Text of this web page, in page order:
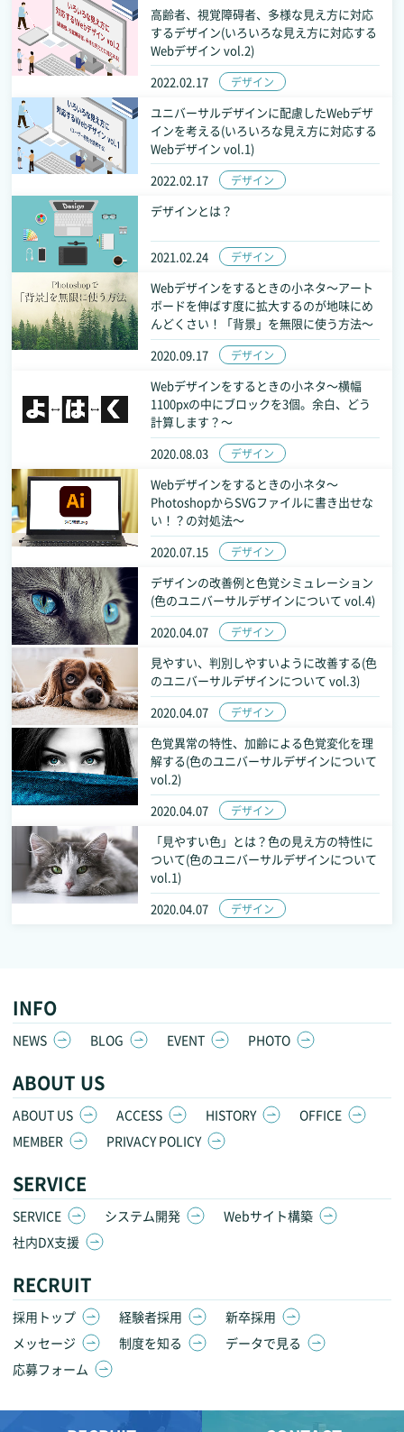
2022.02.17 デザイン
高齢者、視覚障碍者、多様な見え方に対応
するデザイン(いろいろな見え方に対応する
Webデザイン vol.2)
2022.02.17 デザイン
ユニバーサルデザインに配慮したWebデザ
インを考える(いろいろな見え方に対応する
Webデザイン vol.1)
2021.02.24 デザイン
デザインとは？
2020.09.17 デザイン
Webデザインをするときの小ネタ～アート
ボードを伸ばす度に拡大するのが地味にめ
んどくさい！「背景」を無限に使う方法～
2020.08.03 デザイン
Webデザインをするときの小ネタ～横幅
1100pxの中にブロックを3個。余白、どう
計算します？～
2020.07.15 デザイン
Webデザインをするときの小ネタ～
PhotoshopからSVGファイルに書き出せな
い！？の対処法～
2020.04.07 デザイン
デザインの改善例と色覚シミュレーション
(色のユニバーサルデザインについて vol.4)
2020.04.07 デザイン
見やすい、判別しやすいように改善する(色
のユニバーサルデザインについて vol.3)
2020.04.07 デザイン
色覚異常の特性、加齢による色覚変化を理
解する(色のユニバーサルデザインについて
vol.2)
2020.04.07 デザイン
「見やすい色」とは？色の見え方の特性に
ついて(色のユニバーサルデザインについて
vol.1)
INFO
NEWS BLOG EVENT PHOTO
ABOUT US
ABOUT US ACCESS HISTORY
OFFICE
MEMBER
PRIVACY POLICY
SERVICE
SERVICE システム開発
Webサイト構築
社内DX支援
RECRUIT
採用トップ 経験者採用
新卒採用
メッセージ
制度を知る
データで見る
応募フォーム